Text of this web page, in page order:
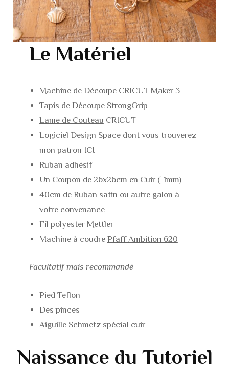
Le Matériel
Machine de DécoupeCRICUT Maker 3
Tapis de Découpe StrongGrip
Lame de Couteau CRICUT
Logiciel Design Space dont vous trouverez
mon patron ICI
Ruban adhésif
Un Coupon de 26x26cm en Cuir (-1mm)
40cm de Ruban satin ou autre galon à
votre convenance
Fil polyester Mettler
Machine à coudre Pfaff Ambition 620
Facultatif mais recommandé
Pied Teflon
Des pinces
Aiguille Schmetz spécial cuir
Naissance du Tutoriel